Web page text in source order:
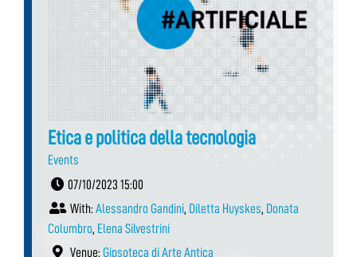
Etica e politica della tecnologia
Events
07/10/2023 15:00
With: Alessandro Gandini, Diletta Huyskes, Donata
Columbro, Elena Silvestrini
Venue: Gipsoteca di Arte Antica